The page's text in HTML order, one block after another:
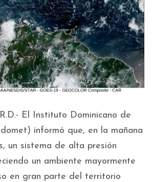
El Instituto Dominicano de
informó que, en la mañana
un sistema de alta presión
un ambiente mayormente
en gran parte del territorio